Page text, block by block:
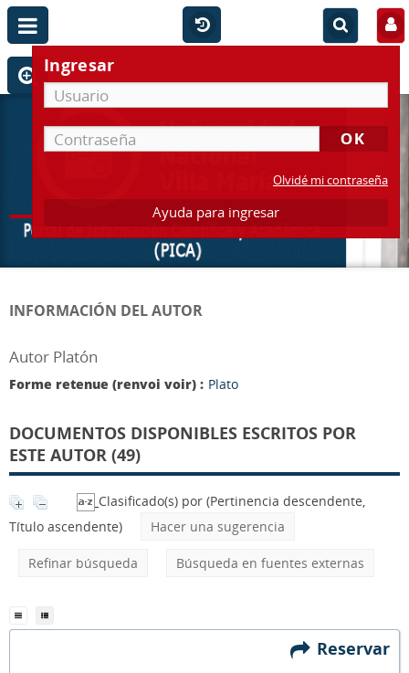
Ingresar
Olvidé mi contraseña
Ayuda para ingresar
INFORMACIÓN DEL AUTOR
Autor Platón
Forme retenue (renvoi voir) : Plato
DOCUMENTOS DISPONIBLES ESCRITOS POR
ESTE AUTOR (49)
Clasificado(s) por (Pertinencia descendente,
Título ascendente)
Hacer una sugerencia
Refinar búsqueda Búsqueda en fuentes externas
Reservar